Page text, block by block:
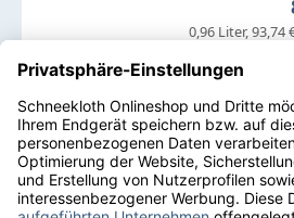
0,96 Liter 93,74
Zum Produkt